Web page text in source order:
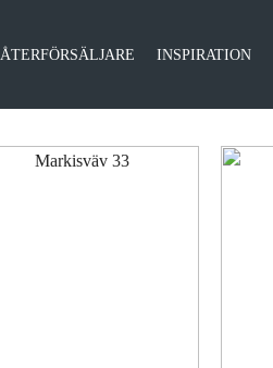
ÅTERFÖRSÄLJARE INSPIRATION